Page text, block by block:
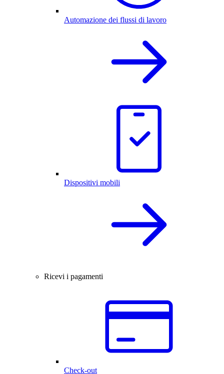
Automazione dei flussi di lavoro
Dispositivi mobili
Ricevi i pagamenti
Check-out